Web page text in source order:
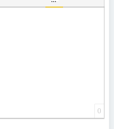
0